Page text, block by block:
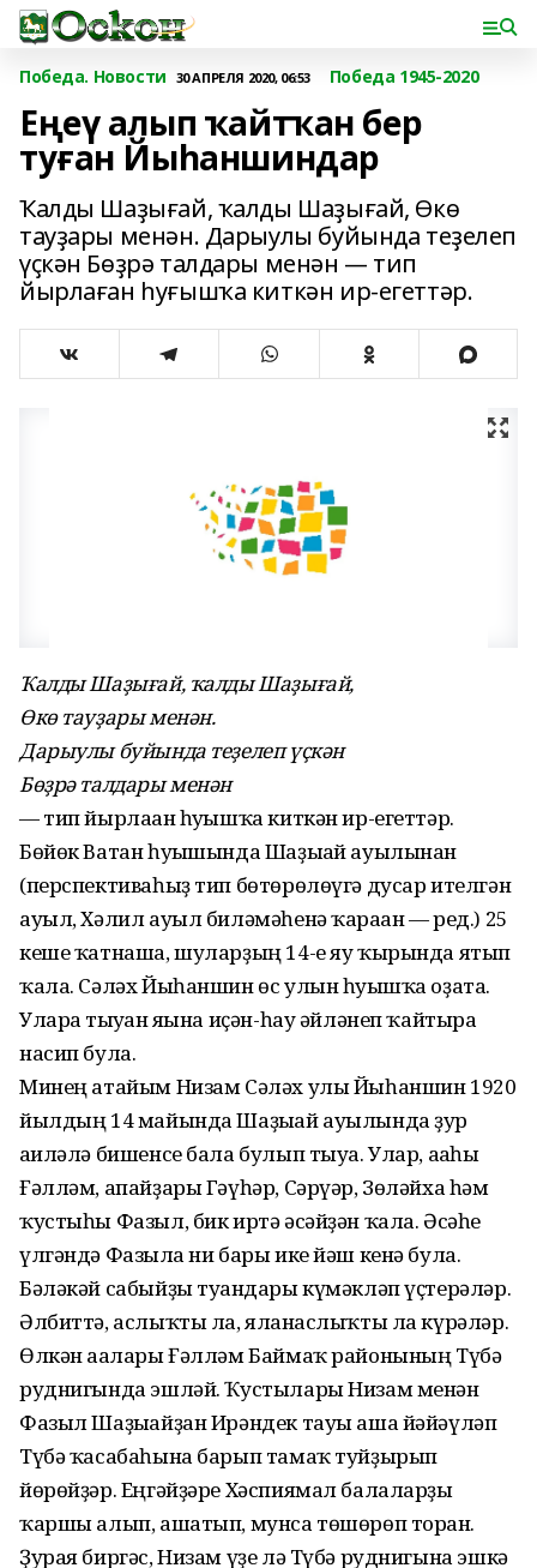
Победа. Новости 30 АПРЕЛЯ 2020, 06:53 Победа 1945-2020
Еңеү алып ҡайтҡан бер
туған Йыһаншиндар
Ҡалды Шаҙығай, ҡалды Шаҙығай, Өкө
тауҙары менән. Дарыулы буйында теҙелеп
үҫкән Бөҙрә талдары менән — тип
йырлаған һуғышҡа киткән ир-егеттәр.
Ҡалды Шаҙығай, ҡалды Шаҙығай,
Өкө тауҙары менән.
Дарыулы буйында теҙелепүҫкән
Бөҙрә талдары менән
— тип йырлаған һуғышҡа киткән ир-егеттәр.
Бөйөк Ватан һуғышында Шаҙығай ауылынан
(перспективаһыҙ тип бөтөрөлөүгә дусар ителгән
ауыл, Хәлил ауыл биләмәһенә ҡараған — ред.) 25
кеше ҡатнаша, шуларҙың 14-е яу ҡырында ятып
ҡала. Сәләх Йыһаншин өс улын һуғышҡа оҙата.
Уларға тыуған яғына иҫән-һау әйләнеп ҡайтырға
насип була.
Минең атайым Низам Сәләх улы Йыһаншин 1920
йылдың 14 майында Шаҙығай ауылында ҙур
ғаиләлә бишенсе бала булып тыуа. Улар, ағаһы
Ғәлләм, апайҙары Гәүһәр, Сәрүәр, Зөләйха һәм
ҡустыһы Фазыл, бик иртә әсәйҙән ҡала. Әсәһе
үлгәндә Фазылға ни бары ике йәш кенә була.
Бәләкәй сабыйҙы туғандары күмәкләп үҫтерәләр.
Әлбиттә, аслыҡты ла, яланғаслыҡты ла күрәләр.
Өлкән ағалары Ғәлләм Баймаҡ районының Түбә
руднигында эшләй. Ҡустылары Низам менән
Фазыл Шаҙығайҙан Ирәндек тауы аша йәйәүләп
Түбә ҡасабаһына барып тамаҡ туйҙырып
йөрөйҙәр. Еңгәйҙәре Хәспиямал балаларҙы
ҡаршы алып, ашатып, мунса төшөрөп торған.
Ҙурая биргәс, Низам үҙе лә Түбә руднигына эшкә